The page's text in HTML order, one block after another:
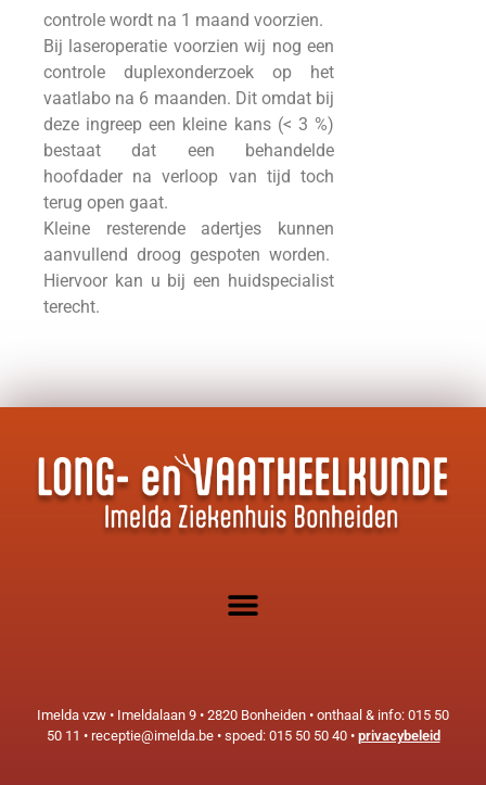
controle wordt na 1 maand voorzien.
Bij laseroperatie voorzien wij nog een
controle duplexonderzoek op het
vaatlabo na 6 maanden. Dit omdat bij
deze ingreep een kleine kans (< 3 %)
bestaat dat een behandelde
hoofdader na verloop van tijd toch
terug open gaat.
Kleine resterende adertjes kunnen
aanvullend droog gespoten worden.
Hiervoor kan u bij een huidspecialist
terecht.
Imelda vzw • Imeldalaan 9 • 2820 Bonheiden • onthaal & info: 015 50
50 11 • receptie@imelda.be • spoed: 015 50 50 40 • privacybeleid